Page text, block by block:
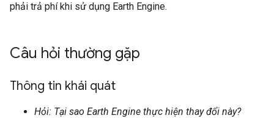
phải trả phí khi sử dụng Earth Engine.
Câu hỏi thường gặp
Thông tin khái quát
Hỏi: Tại sao Earth Engine thực hiện thay đổi này?